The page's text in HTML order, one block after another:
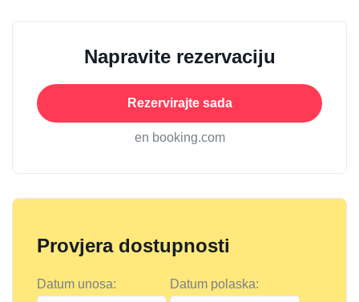
Napravite rezervaciju
Rezervirajte sada
en booking.com
Provjera dostupnosti
Datum unosa: Datum polaska: